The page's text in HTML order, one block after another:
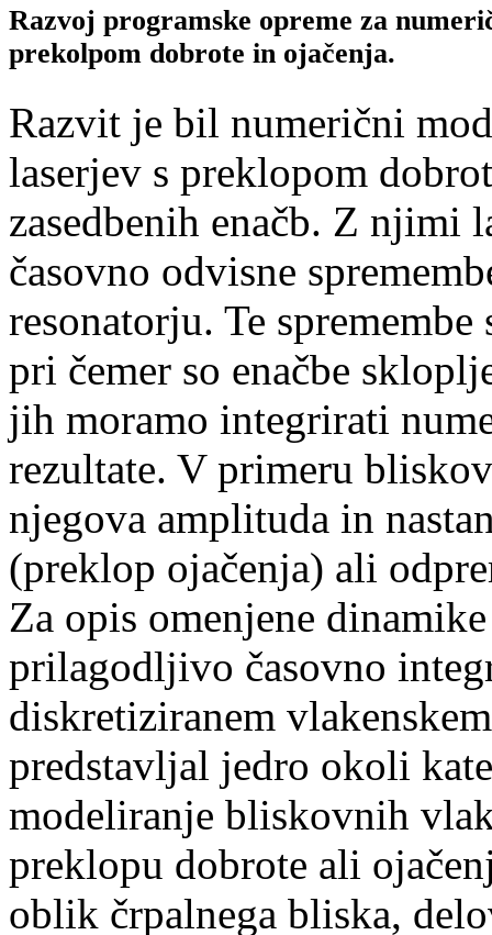
Razvoj programske opreme za
prekolpom dobrote in ojačenja.
Razvit je bil numerični
laserjev s preklopom
zasedbenih enačb. Z njimi
časovno odvisne
resonatorju. Te
pri čemer so enačbe
jih moramo integrirati
rezultate. V primeru
njegova amplituda in
(preklop ojačenja) ali
Za opis omenjene
prilagodljivo časovno
diskretiziranem
predstavljal jedro okoli
modeliranje bliskovnih
preklopu dobrote ali
oblik črpalnega bliska,